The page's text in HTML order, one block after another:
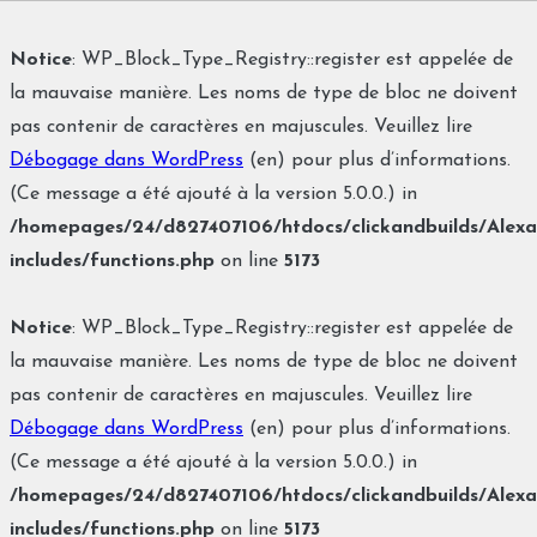
Notice: WP_Block_Type_Registry::register est appelée de
la mauvaise manière. Les noms de type de bloc ne doivent
pas contenir de caractères en majuscules. Veuillez lire
Débogage dans WordPress (en) pour plus d’informations.
(Ce message a été ajouté à la version 5.0.0.) in
/homepages/24/d827407106/htdocs/clickandbuilds/
includes/functions.php on line 5173
Notice: WP_Block_Type_Registry::register est appelée de
la mauvaise manière. Les noms de type de bloc ne doivent
pas contenir de caractères en majuscules. Veuillez lire
Débogage dans WordPress (en) pour plus d’informations.
(Ce message a été ajouté à la version 5.0.0.) in
/homepages/24/d827407106/htdocs/clickandbuilds/
includes/functions.php on line 5173